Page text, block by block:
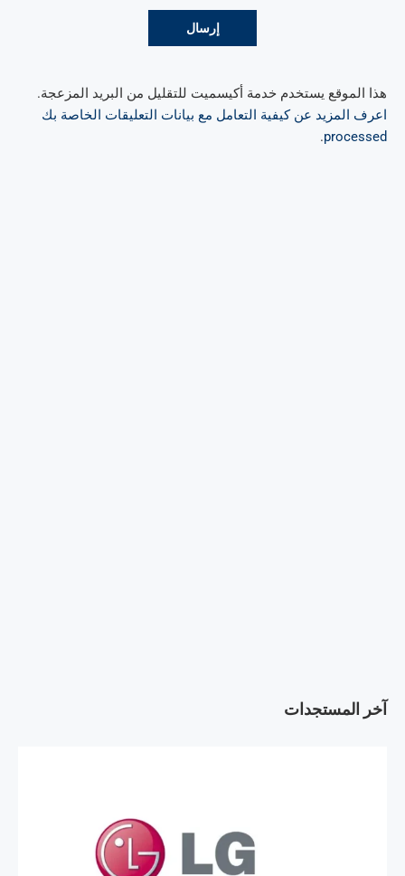
هذا الموقع يستخدم خدمة أكيسميت للتقليل من البريد المزعجة.
اعرف المزيد عن كيفية التعامل مع بيانات التعليقات الخاصة بك
processed
.
آخر المستجدات